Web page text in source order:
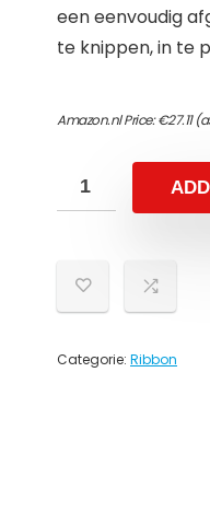
een eenvoudig
te knippen, in te
Amazon.nl Price:€27.11
Categorie: Ribbon